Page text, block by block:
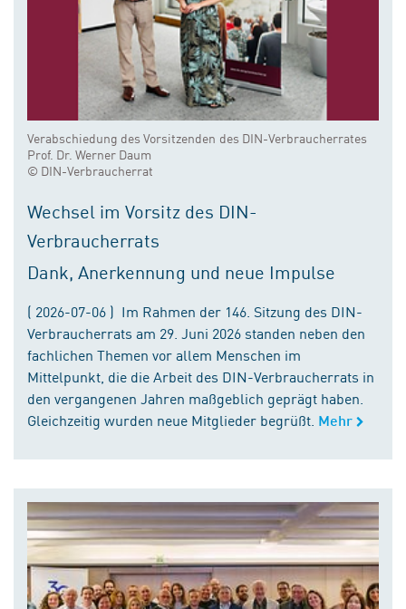
Verabschiedung des Vorsitzenden des DIN-Verbraucherrates
Prof. Dr. Werner Daum
© DIN-Verbraucherrat
Wechsel im Vorsitz des DIN-
Verbraucherrats
Dank, Anerkennung und neue Impulse
( 2026-07-06 ) Im Rahmen der 146. Sitzung des DIN-
Verbraucherrats am 29. Juni 2026 standen neben den
fachlichen Themen vor allem Menschen im
Mittelpunkt, die die Arbeit des DIN-Verbraucherrats in
den vergangenen Jahren maßgeblich geprägt haben.
Gleichzeitig wurden neue Mitglieder begrüßt. Mehr